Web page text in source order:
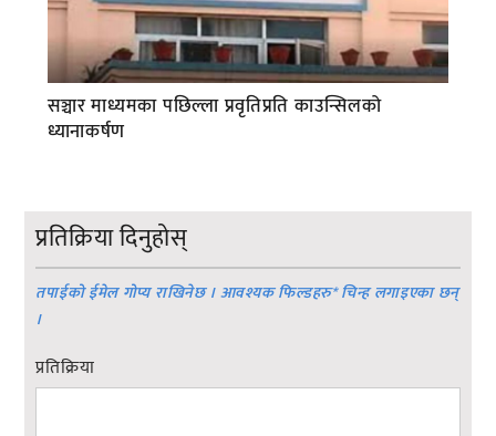
सञ्चार माध्यमका पछिल्ला प्रवृतिप्रति काउन्सिलको
ध्यानाकर्षण
प्रतिक्रिया दिनुहोस्
तपाईको ईमेल गोप्य राखिनेछ । आवश्यक फिल्डहरु*चिन्ह लगाइएका छन्
।
प्रतिक्रिया